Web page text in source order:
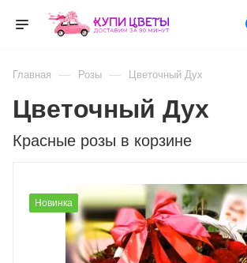
Главная — Розы — Цветочный Дух
Красные розы в корзине
Цветочный Дух
Новинка